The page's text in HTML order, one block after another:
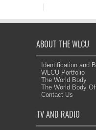
ABOUT THE WLCU
Identification and
WLCU Portfolio
The World Body
The World Body
Contact Us
TV AND RADIO